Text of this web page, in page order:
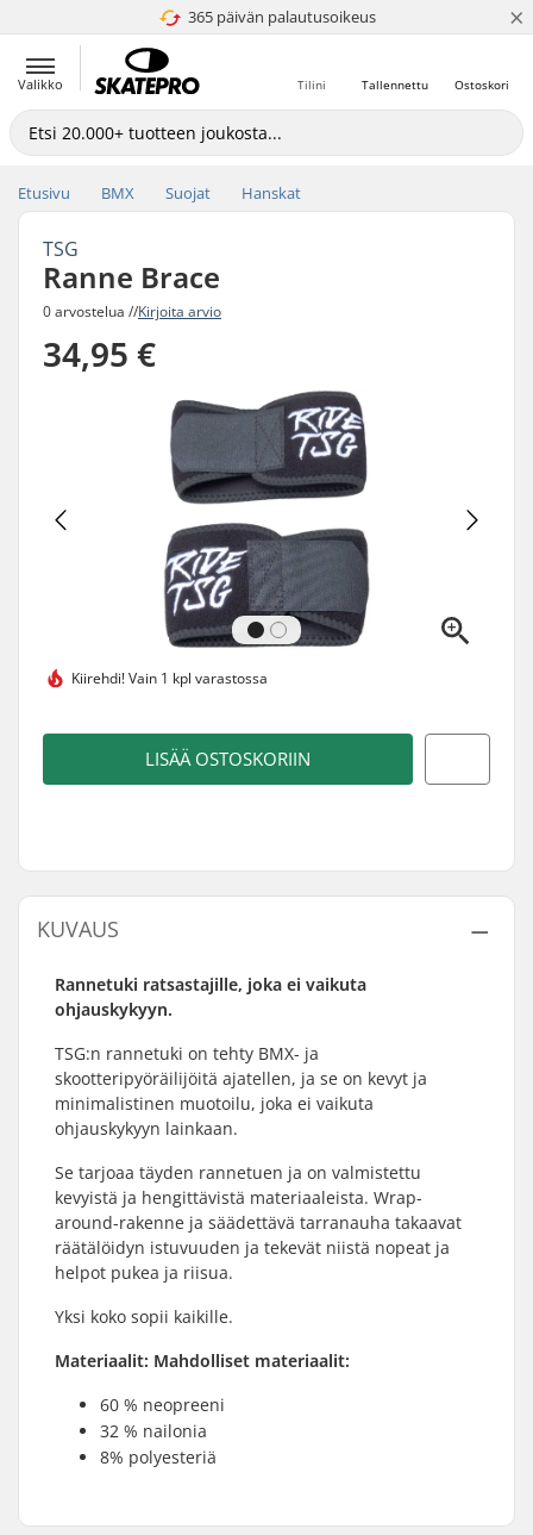
365 päivän palautusoikeus
4.8 / 5 ×
Valikko Ostoskori
Tallennettu
Tilini
Etusivu BMX Suojat Hanskat
TSG
Ranne Brace
0 arvostelua //Kirjoita arvio
34,95 €
Kiirehdi!Vain 1 kpl varastossa
LISÄÄ OSTOSKORIIN
KUVAUS
Rannetuki ratsastajille, joka ei vaikuta
ohjauskykyyn.
TSG:n rannetuki on tehty BMX- ja
skootteripyöräilijöitä ajatellen, ja se on kevyt ja
minimalistinen muotoilu, joka ei vaikuta
ohjauskykyyn lainkaan.
Se tarjoaa täyden rannetuen ja on valmistettu
kevyistä ja hengittävistä materiaaleista. Wrap-
around-rakenne ja säädettävä tarranauha takaavat
räätälöidyn istuvuuden ja tekevät niistä nopeat ja
helpot pukea ja riisua.
Yksi koko sopii kaikille.
Materiaalit: Mahdolliset materiaalit:
60 % neopreeni
32 % nailonia
8% polyesteriä